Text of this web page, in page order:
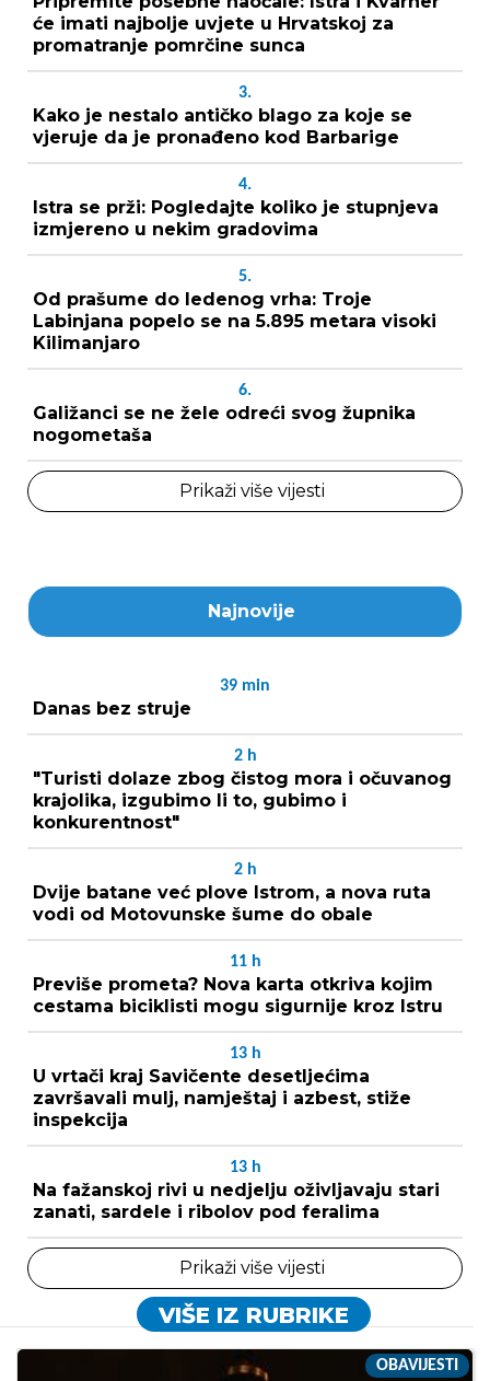
će imati najbolje uvjete u Hrvatskoj za
promatranje pomrčine sunca
3.
Kako je nestalo antičko blago za koje se
vjeruje da je pronađeno kod Barbarige
4.
Istra se prži: Pogledajte koliko je stupnjeva
izmjereno u nekim gradovima
5.
Od prašume do ledenog vrha: Troje
Labinjana popelo se na 5.895 metara visoki
Kilimanjaro
6.
Galižanci se ne žele odreći svog župnika
nogometaša
Prikaži više vijesti
Najnovije
39 min
Danas bez struje
2 h
"Turisti dolaze zbog čistog mora i očuvanog
krajolika, izgubimo li to, gubimo i
konkurentnost"
2 h
Dvije batane već plove Istrom, a nova ruta
vodi od Motovunske šume do obale
11 h
Previše prometa? Nova karta otkriva kojim
cestama biciklisti mogu sigurnije kroz Istru
13 h
U vrtači kraj Savičente desetljećima
završavali mulj, namještaj i azbest, stiže
inspekcija
13 h
Na fažanskoj rivi u nedjelju oživljavaju stari
zanati, sardele i ribolov pod feralima
Prikaži više vijesti
VIŠE IZ RUBRIKE
OBAVIJESTI